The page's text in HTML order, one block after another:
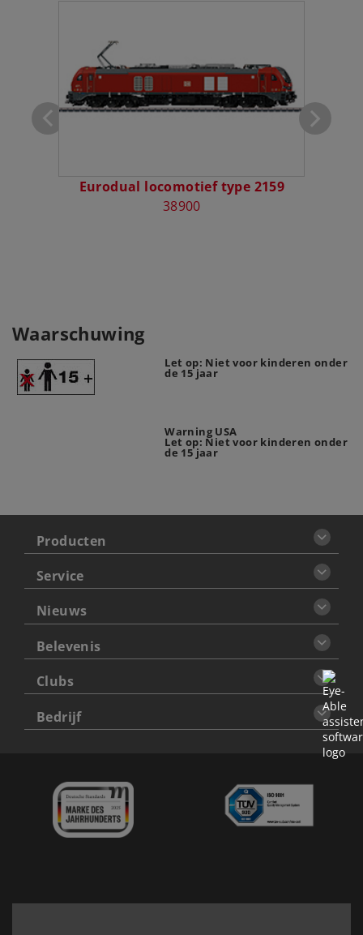
Eurodual locomotief type 2159
38900
Waarschuwing
Let op: Niet voor kinderen onder
de 15 jaar
Warning USA
Let op: Niet voor kinderen onder
de 15 jaar
Producten
Service
Nieuws
Belevenis
Clubs
Bedrijf